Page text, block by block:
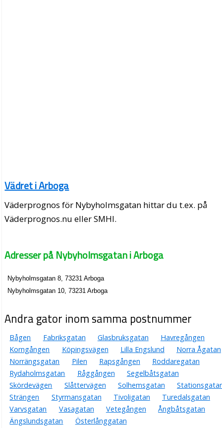
Vädret i Arboga
Väderprognos för Nybyholmsgatan hittar du t.ex. på
Väderprognos.nu eller SMHI.
Adresser på Nybyholmsgatan i Arboga
Nybyholmsgatan 8, 73231 Arboga
Nybyholmsgatan 10, 73231 Arboga
Andra gator inom samma postnummer
Bågen Fabriksgatan Glasbruksgatan
Havregången
Korngången
Köpingsvägen Lilla Engslund
Norra Ågatan
Norrängsgatan
Pilen Rapsgången
Roddaregatan
Rydaholmsgatan
Råggången
Segelbåtsgatan
Skördevägen
Slåttervägen Solhemsgatan
Strängen
Styrmansgatan Tivoligatan
Turedalsgatan
Varvsgatan
Vasagatan Vetegången
Ångbåtsgatan
Ängslundsgatan
Österlånggatan